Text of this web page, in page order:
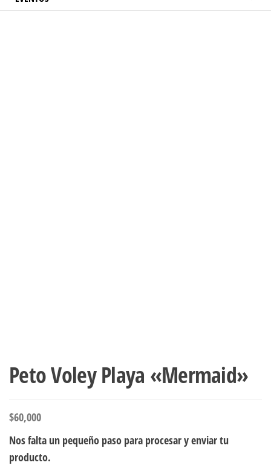
Peto Voley Playa «Mermaid»
$60,000
Nos falta un pequeño paso para procesar y enviar tu
producto.